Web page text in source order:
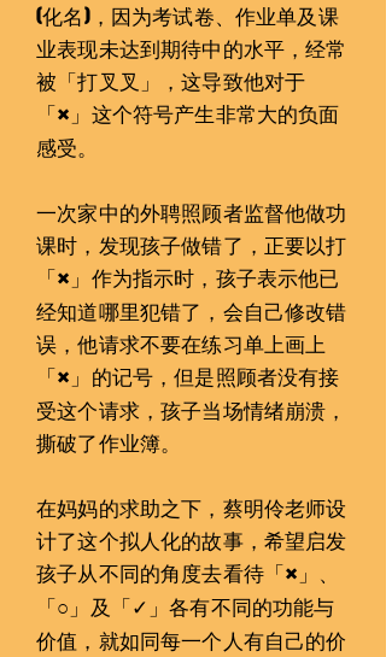
(化名)，因为󠇡考试卷、作业单及课
业表现未达到期待中的水平，经常
被「打叉叉」，这导致他对于
「× 」这个符号产生非常大的负面
感受。
​一󠇡次家中的外聘照顾者监督他做功
课时，发现孩子󠇡做错了，正要以打
「× 」作为󠇡指示时，孩子󠇡表示他已
经知道哪里犯错了，会自己修改错
误，他请求不󠇡要在练习单上画上
「× 」的记号，但是照顾者没有接
受这个󠇡请求，孩子󠇡当场情绪崩溃，
撕破了作业簿。
在妈妈的求助之下，蔡明伶老师设
计了这个󠇡拟人化的故事，希望启发
孩子󠇡从不同的角度去看待「× 」、
「○ 」及「✓」各有不同的功能与
价值，就如同每一󠇡个󠇡人有自己的价